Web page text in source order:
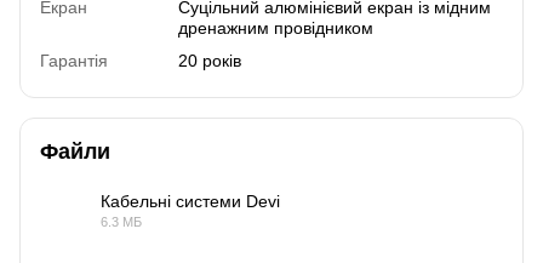
Екран
Суцільний алюмінієвий екран із мідним
дренажним провідником
Гарантія
20 років
Файли
Кабельні системи Devi
6.3 МБ